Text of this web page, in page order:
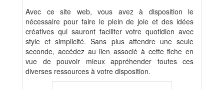
Avec ce site web, vous avez à disposition le
nécessaire pour faire le plein de joie et des idées
créatives qui sauront faciliter votre quotidien avec
style et simplicité. Sans plus attendre une seule
seconde, accédez au lien associé à cette fiche en
vue de pouvoir mieux appréhender toutes ces
diverses ressources à votre disposition.